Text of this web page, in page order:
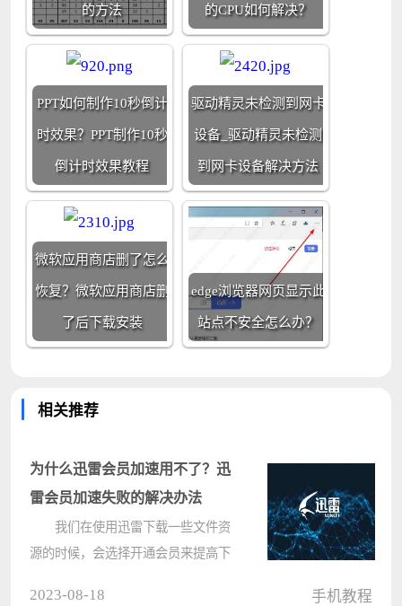
的方法 的CPU如何解决？
PPT如何制作10秒倒计
时效果？PPT制作10秒
倒计时效果教程
驱动精灵未检测到网卡
设备_驱动精灵未检测
到网卡设备解决方法
微软应用商店删了怎么
恢复？微软应用商店删
了后下载安装
edge浏览器网页显示此
站点不安全怎么办？
相关推荐
为什么迅雷会员加速用不了？迅
雷会员加速失败的解决办法
我们在使用迅雷下载一些文件资
源的时候，会选择开通会员来提高下
2023-08-18 手机教程